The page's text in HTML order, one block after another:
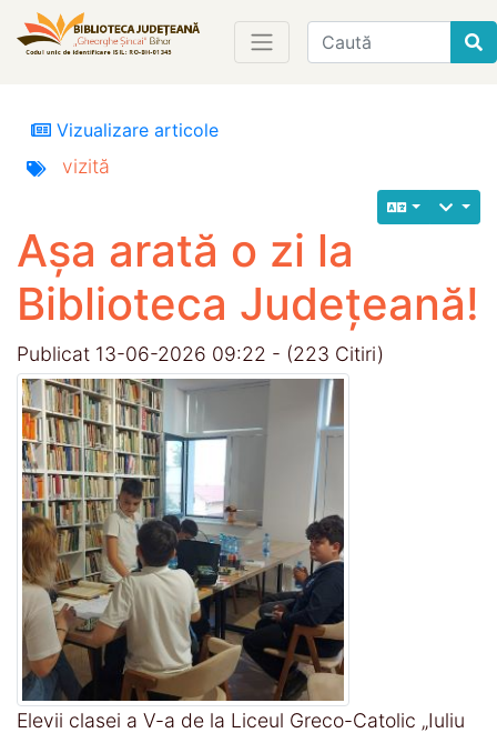
Find
Vizualizare articole
vizită
Așa arată o zi la
Biblioteca Județeană!
Publicat 13-06-2026 09:22 - (223 Citiri)
Elevii clasei a V-a de la Liceul Greco-Catolic „Iuliu